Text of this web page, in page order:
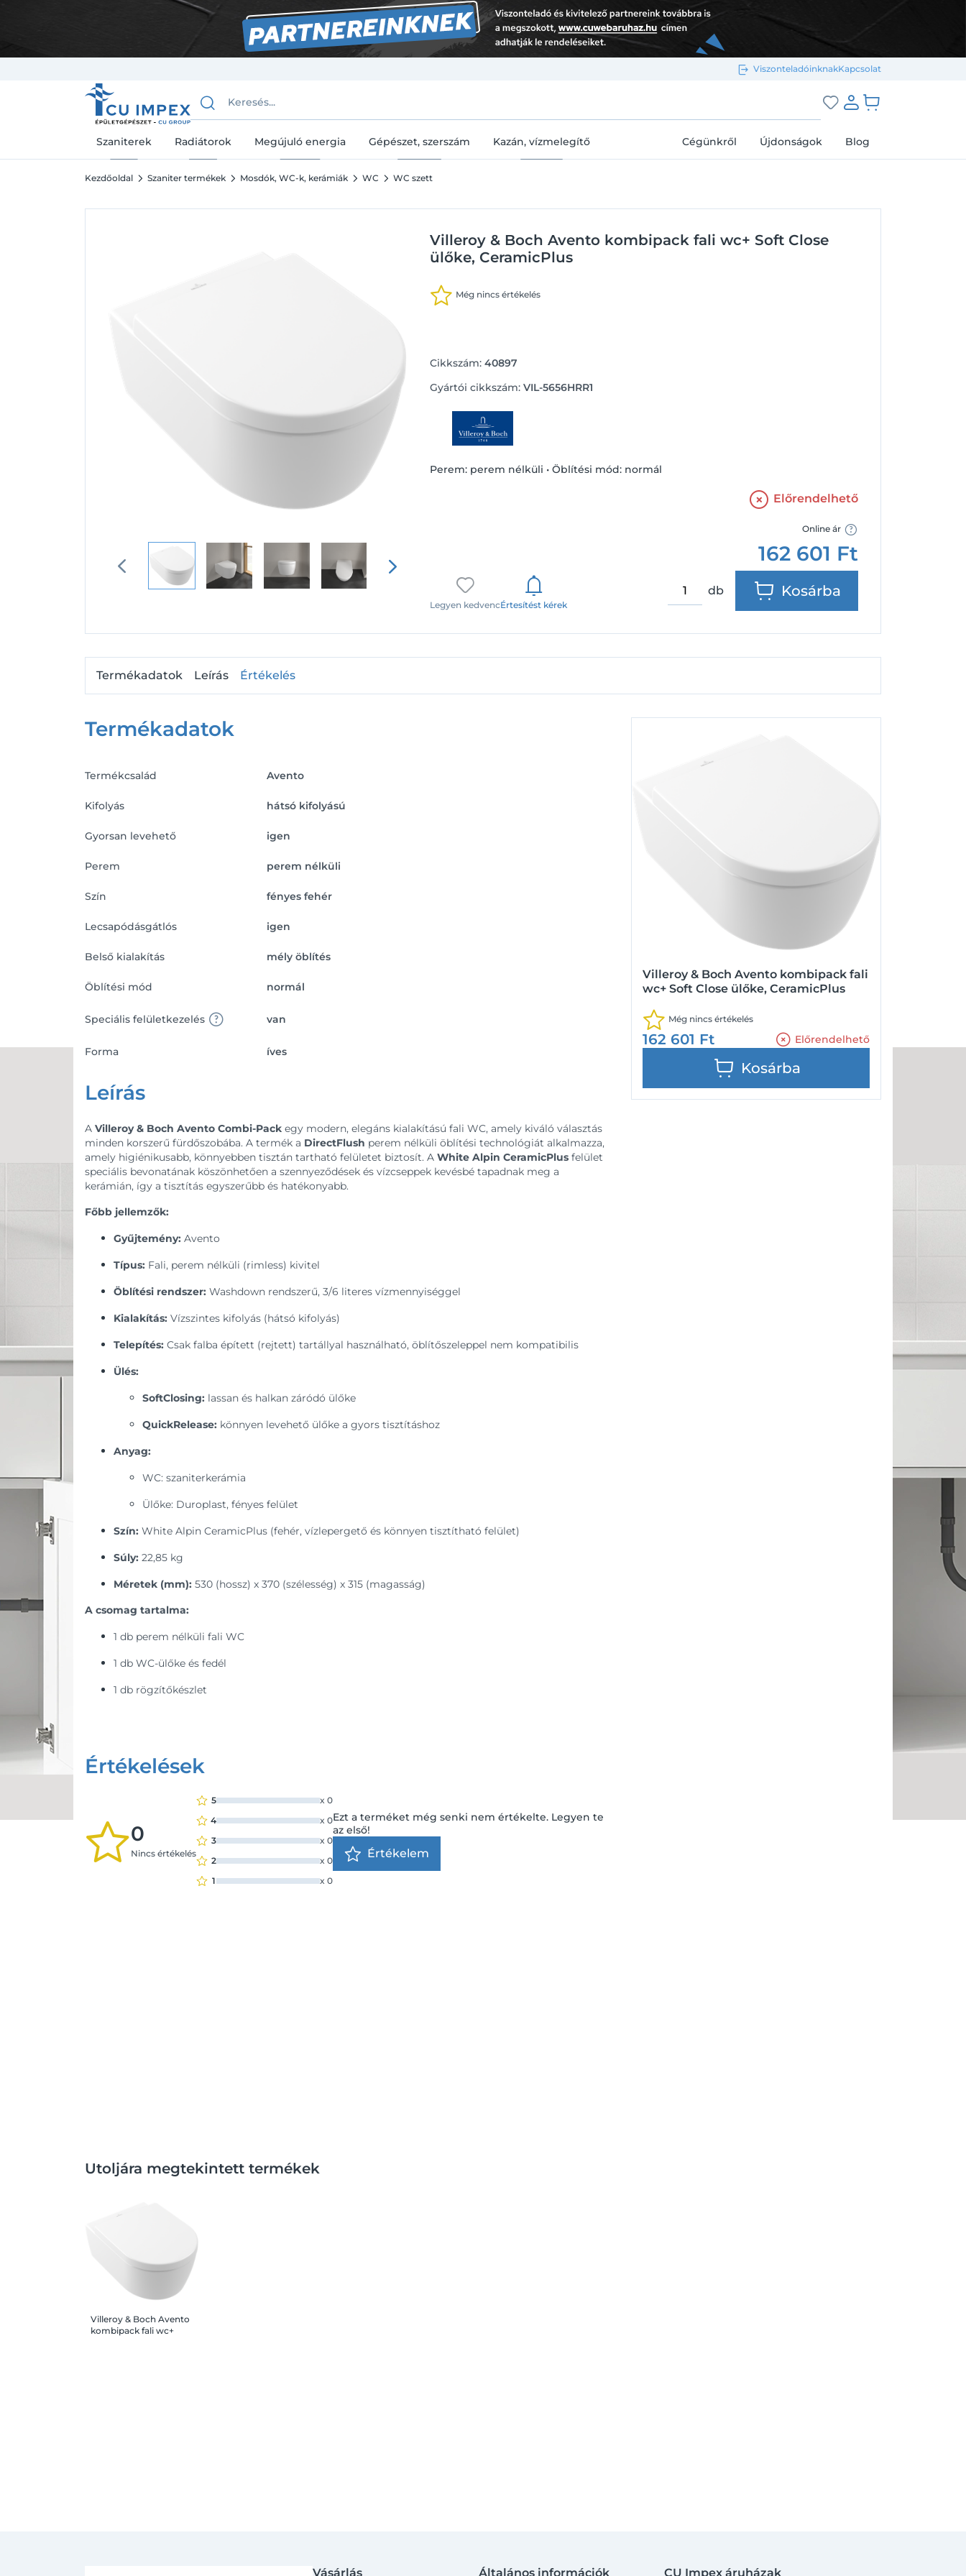
ViszonteladóinknakKapcsolat
Bejelentkezés e-mail-címmel
Szaniterek Radiátorok Megújuló energia Gépészet, szerszám Kazán, vízmelegítő Cégünkről Újdonságok Blog
Kezdőoldal Szaniter termékek Mosdók, WC-k, kerámiák WC WC szett
Villeroy & Boch Avento kombipack fali wc+ Soft Close
ülőke, CeramicPlus
Még nincs értékelés
Cikkszám: 40897
Gyártói cikkszám: VIL-5656HRR1
Perem: perem nélküli • Öblítési mód: normál
Legyen kedvencÉrtesítést kérek
Előrendelhető
Online ár
162 601 Ft
db Kosárba
Villeroy & Boch Avento kombipack fali
wc+ Soft Close ülőke, CeramicPlus
Még nincs értékelés
162 601 Ft Előrendelhető
Kosárba
Termékadatok Leírás Értékelés
Termékadatok
Termékcsalád Avento
Kifolyás hátsó kifolyású
Gyorsan levehető igen
Perem perem nélküli
Szín fényes fehér
Lecsapódásgátlós igen
Belső kialakítás mély öblítés
Öblítési mód normál
Speciális felületkezelés van
Forma íves
Leírás
A Villeroy & Boch Avento Combi-Pack egy modern, elegáns kialakítású fali WC, amely kiváló választás
minden korszerű fürdőszobába. A termék a DirectFlush perem nélküli öblítési technológiát alkalmazza,
amely higiénikusabb, könnyebben tisztán tartható felületet biztosít. A White Alpin CeramicPlus felület
speciális bevonatának köszönhetően a szennyeződések és vízcseppek kevésbé tapadnak meg a
kerámián, így a tisztítás egyszerűbb és hatékonyabb.
Főbb jellemzők:
Gyűjtemény: Avento
Típus: Fali, perem nélküli (rimless) kivitel
Öblítési rendszer: Washdown rendszerű, 3/6 literes vízmennyiséggel
Kialakítás: Vízszintes kifolyás (hátsó kifolyás)
Telepítés: Csak falba épített (rejtett) tartállyal használható, öblítőszeleppel nem kompatibilis
Ülés:
SoftClosing: lassan és halkan záródó ülőke
QuickRelease: könnyen levehető ülőke a gyors tisztításhoz
Anyag:
WC: szaniterkerámia
Ülőke: Duroplast, fényes felület
Szín: White Alpin CeramicPlus (fehér, vízlepergető és könnyen tisztítható felület)
Súly: 22,85 kg
Méretek (mm): 530 (hossz) x 370 (szélesség) x 315 (magasság)
A csomag tartalma:
1 db perem nélküli fali WC
1 db WC-ülőke és fedél
1 db rögzítőkészlet
Értékelések
0
Nincs értékelés
5 x 0
4
x 0
3
x 0
2
x 0
1
x 0
Ezt a terméket még senki nem értékelte. Legyen te
az első!
Értékelem
Utoljára megtekintett termékek
Villeroy & Boch Avento
kombipack fali wc+
Vásárlás Általános információk CU Impex áruházak